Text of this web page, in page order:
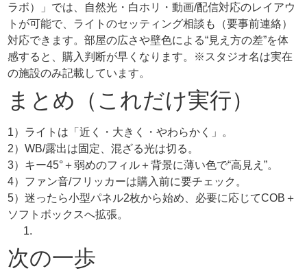
ラボ）」では、自然光・白ホリ・動画/配信対応のレイアウ
トが可能で、ライトのセッティング相談も（要事前連絡）
対応できます。部屋の広さや壁色による“見え方の差”を体
感すると、購入判断が早くなります。※スタジオ名は実在
の施設のみ記載しています。
まとめ（これだけ実行）
1）ライトは「近く・大きく・やわらかく」。
2）WB/露出は固定、混ざる光は切る。
3）キー45°＋弱めのフィル＋背景に薄い色で“高見え”。
4）ファン音/フリッカーは購入前に要チェック。
5）迷ったら小型パネル2枚から始め、必要に応じてCOB＋
ソフトボックスへ拡張。
次の一歩